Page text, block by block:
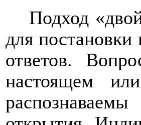
Подход
для
ответов.
настоящем